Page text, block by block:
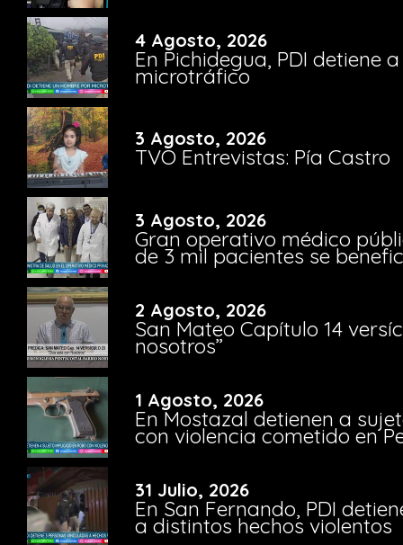
4 Agosto, 2026
En Pichidegua, PDI detiene
microtráfico
3 Agosto, 2026
TVO Entrevistas: Pía Castro
3 Agosto, 2026
Gran operativo médico
de 3 mil pacientes se
2 Agosto, 2026
San Mateo Capítulo 14
nosotros”
1 Agosto, 2026
En Mostazal detienen a
con violencia cometido en
31 Julio, 2026
En San Fernando, PDI
a distintos hechos violentos